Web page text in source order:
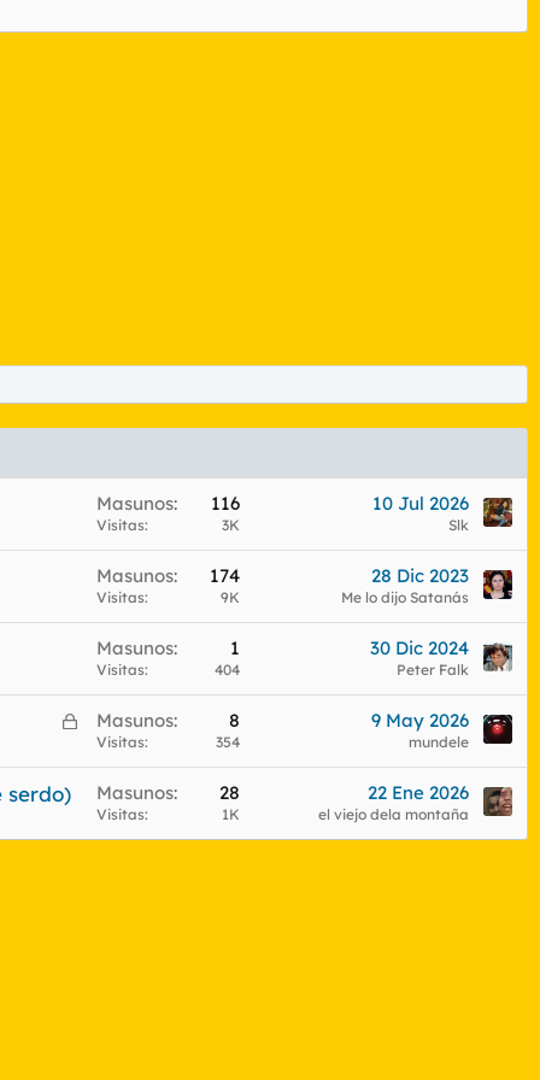
Masunos 116
Visitas 3K
10 Jul 2026
Slk
Masunos 174
Visitas 9K
28 Dic 2023
Me lo dijo Satanás
Masunos 1
Visitas 404
30 Dic 2024
Peter Falk
C
r
d
Masunos 8
Visitas 354
9 May 2026
mundele
serdo) Masunos 28
Visitas 1K
22 Ene 2026
el viejo dela montaña